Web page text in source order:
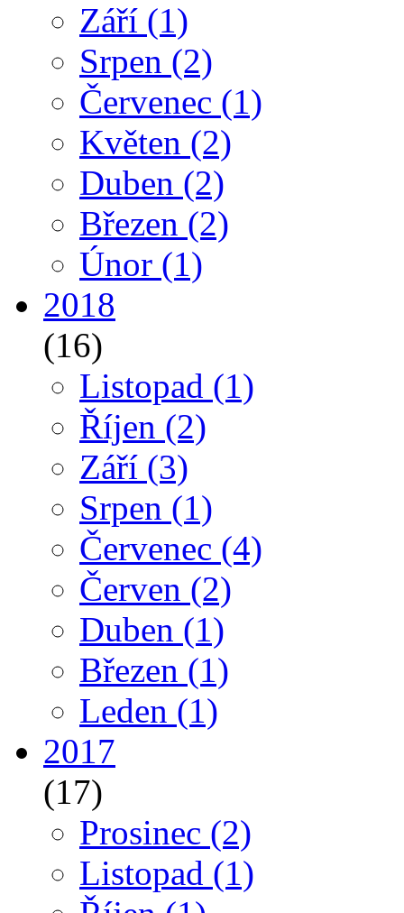
Září (1)
Srpen (2)
Červenec (1)
Květen (2)
Duben (2)
Březen (2)
Únor (1)
2018
(16)
Listopad (1)
Říjen (2)
Září (3)
Srpen (1)
Červenec (4)
Červen (2)
Duben (1)
Březen (1)
Leden (1)
2017
(17)
Prosinec (2)
Listopad (1)